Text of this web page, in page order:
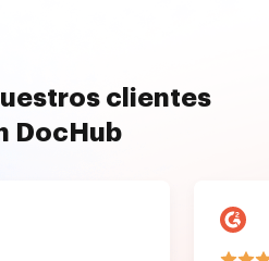
clientes
DocHub